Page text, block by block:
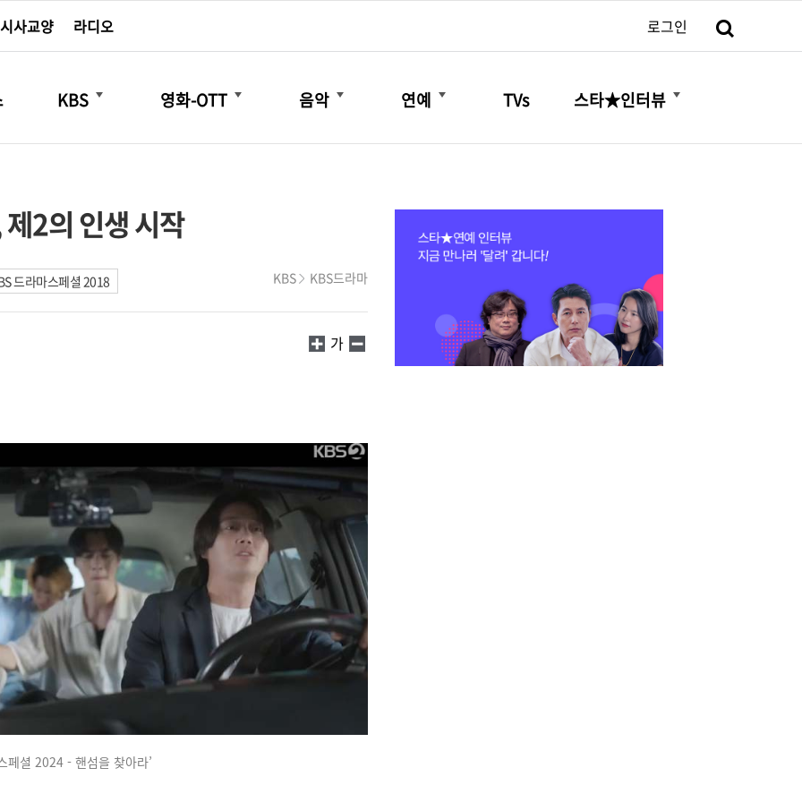
시사교양 라디오 로그인
KBS
더보기
영화-OTT
더보기
음악
더보기
연예
더보기
TVs 스타★인터뷰
더보기
2의 인생 시작
드라마스페셜 2018 KBS KBS드라마
가
페셜 2024 - 핸섬을 찾아라’